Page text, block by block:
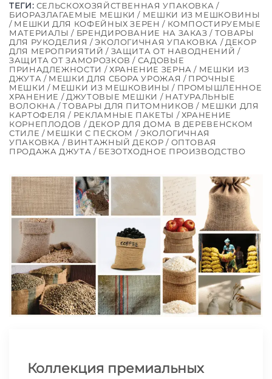
ТЕГИ: СЕЛЬСКОХОЗЯЙСТВЕННАЯ УПАКОВКА /
БИОРАЗЛАГАЕМЫЕ МЕШКИ / МЕШКИ ИЗ МЕШКОВИНЫ
/ МЕШКИ ДЛЯ КОФЕЙНЫХ ЗЕРЕН / КОМПОСТИРУЕМЫЕ
МАТЕРИАЛЫ / БРЕНДИРОВАНИЕ НА ЗАКАЗ / ТОВАРЫ
ДЛЯ РУКОДЕЛИЯ / ЭКОЛОГИЧНАЯ УПАКОВКА / ДЕКОР
ДЛЯ МЕРОПРИЯТИЙ / ЗАЩИТА ОТ НАВОДНЕНИЙ /
ЗАЩИТА ОТ ЗАМОРОЗКОВ / САДОВЫЕ
ПРИНАДЛЕЖНОСТИ / ХРАНЕНИЕ ЗЕРНА / МЕШКИ ИЗ
ДЖУТА / МЕШКИ ДЛЯ СБОРА УРОЖАЯ / ПРОЧНЫЕ
МЕШКИ / МЕШКИ ИЗ МЕШКОВИНЫ / ПРОМЫШЛЕННОЕ
ХРАНЕНИЕ / ДЖУТОВЫЕ МЕШКИ / НАТУРАЛЬНЫЕ
ВОЛОКНА / ТОВАРЫ ДЛЯ ПИТОМНИКОВ / МЕШКИ ДЛЯ
КАРТОФЕЛЯ / РЕКЛАМНЫЕ ПАКЕТЫ / ХРАНЕНИЕ
КОРНЕПЛОДОВ / ДЕКОР ДЛЯ ДОМА В ДЕРЕВЕНСКОМ
СТИЛЕ / МЕШКИ С ПЕСКОМ / ЭКОЛОГИЧНАЯ
УПАКОВКА / ВИНТАЖНЫЙ ДЕКОР / ОПТОВАЯ
ПРОДАЖА ДЖУТА / БЕЗОТХОДНОЕ ПРОИЗВОДСТВО
Коллекция премиальных